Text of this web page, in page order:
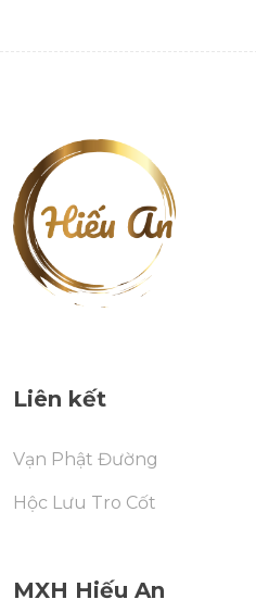
Liên kết
Vạn Phật Đường
Hộc Lưu Tro Cốt
MXH Hiếu An